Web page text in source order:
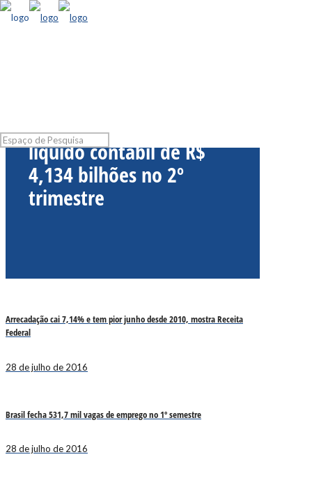
Bradesco tem lucro
líquido contábil de R$
4,134 bilhões no 2º
trimestre
Arrecadação cai 7,14% e tem pior junho desde 2010, mostra Receita
Federal
28 de julho de 2016
Brasil fecha 531,7 mil vagas de emprego no 1º semestre
28 de julho de 2016